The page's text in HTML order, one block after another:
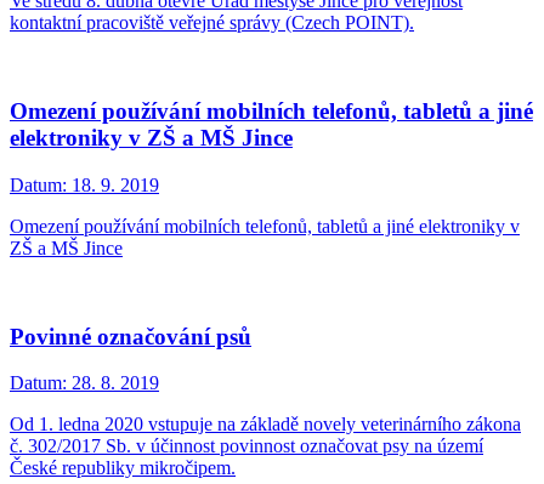
kontaktní pracoviště veřejné správy (Czech POINT).
Omezení používání mobilních telefonů, tabletů a jiné
elektroniky v ZŠ a MŠ Jince
Datum: 18. 9. 2019
Omezení používání mobilních telefonů, tabletů a jiné elektroniky v
ZŠ a MŠ Jince
Povinné označování psů
Datum: 28. 8. 2019
Od 1. ledna 2020 vstupuje na základě novely veterinárního zákona
č. 302/2017 Sb. v účinnost povinnost označovat psy na území
České republiky mikročipem.